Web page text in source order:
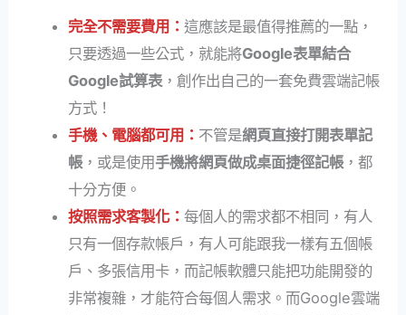
完全不需要費用： 這應該是最值得推薦的一點，
只要透過一些公式，就能將Google表單結合
Google試算表，創作出自己的一套免費雲端記帳
方式！
手機、電腦都可用： 不管是網頁直接打開表單記
帳，或是使用手機將網頁做成桌面捷徑記帳，都
十分方便。
按照需求客製化： 每個人的需求都不相同，有人
只有一個存款帳戶，有人可能跟我一樣有五個帳
戶、多張信用卡，而記帳軟體只能把功能開發的
非常複雜，才能符合每個人需求。而Google雲端